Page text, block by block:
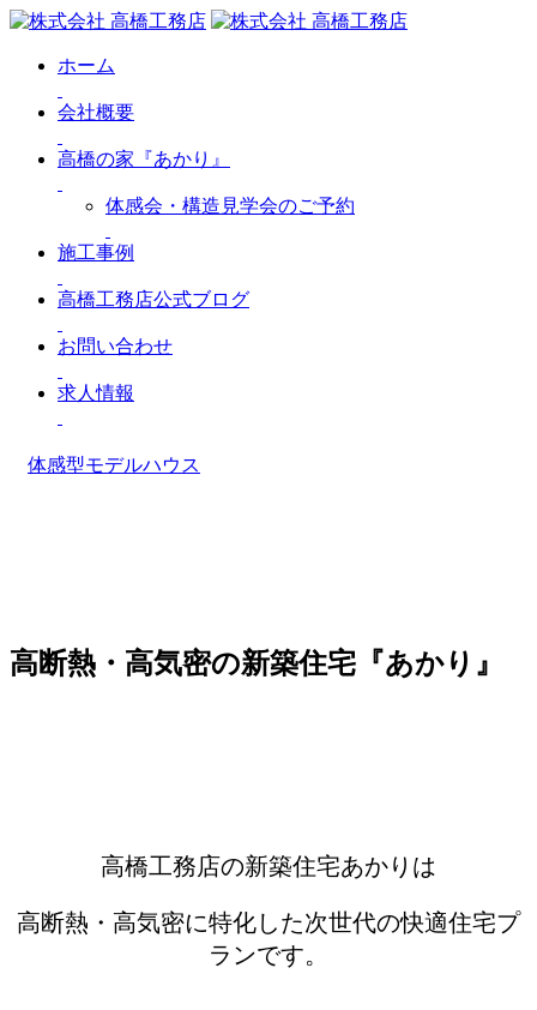
ホーム
会社概要
高橋の家『あかり』
体感会・構造見学会のご予約
施工事例
高橋工務店公式ブログ
お問い合わせ
求人情報
体感型モデルハウス
高断熱・高気密の新築住宅『あかり』
高橋工務店の新築住宅あかりは
高断熱・高気密に特化した次世代の快適住宅プ
ランです。